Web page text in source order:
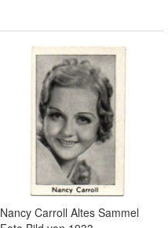
Nancy Carroll Altes Sammel